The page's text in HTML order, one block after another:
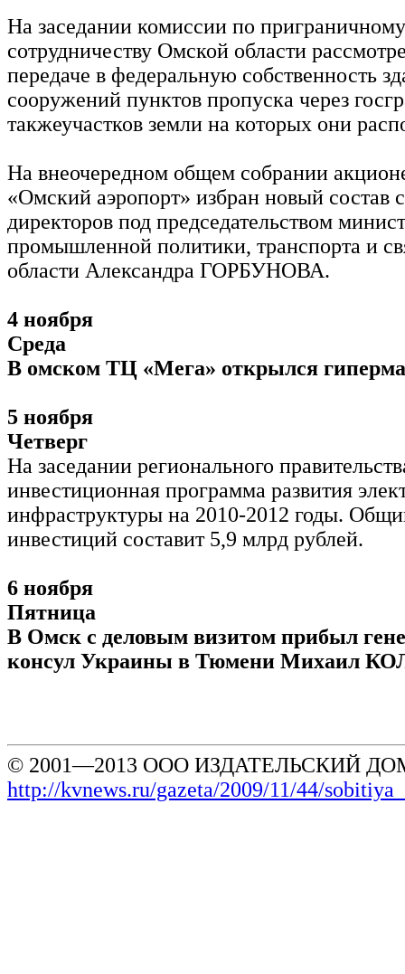
На заседании комиссии по приграничному
сотрудничеству Омской области
передаче в федеральную собственность
сооружений пунктов пропуска через
такжеучастков земли на которых они
На внеочередном общем собрании
«Омский аэропорт» избран новый состав
директоров под председательством
промышленной политики, транспорта и
области Александра ГОРБУНОВА.
4 ноября
Среда
В омском ТЦ «Мега» открылся
5 ноября
Четверг
На заседании регионального
инвестиционная программа развития
инфраструктуры на 2010-2012 годы.
инвестиций составит 5,9 млрд рублей.
6 ноября
Пятница
В Омск с деловым визитом прибыл
консул Украины в Тюмени Михаил
© 2001—2013 ООО ИЗДАТЕЛЬСКИЙ
http://kvnews.ru/gazeta/2009/11/44/